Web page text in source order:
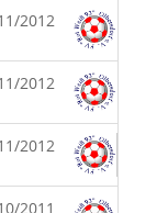
2012
2012
2012
2011